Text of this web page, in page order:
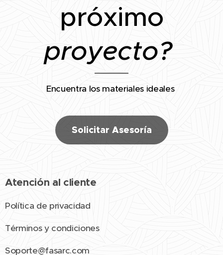
próximo
proyecto?
Encuentra los materiales ideales
Solicitar Asesoría
Atención al cliente
Política de privacidad
Términos y condiciones
Soporte@fasarc.com